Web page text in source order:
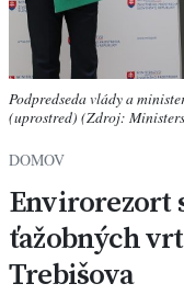
Podpredseda vlády a
(uprostred) (Zdroj:
DOMOV
Envirorezort
ťažobných
Trebišova